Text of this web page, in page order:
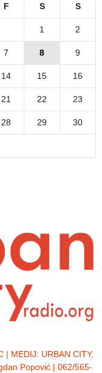
F S S
1 2
7 8 9
14 15 16
21 22 23
28 29 30
| MEDIJ: URBAN CITY,
Popović | 062/565-